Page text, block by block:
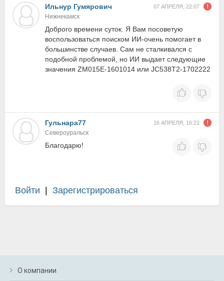
Ильнур Гумярович
07 АПРЕЛЯ, 22:07
Нижнекамск
Доброго времени суток. Я Вам посоветую
воспользоваться поиском ИИ-очень помогает в
большинстве случаев. Сам не сталкивался с
подобной проблемой, но ИИ выдает следующие
значения ZM015E-1601014 или JC538T2-1702222
Гульнара77 16 АПРЕЛЯ, 16:21
Североуральск
Благодарю!
Войти Зарегистрироваться
О компании